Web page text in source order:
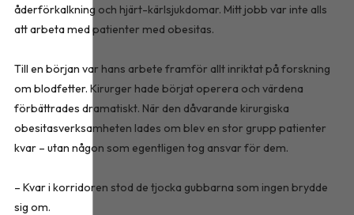
åderförkalkning och hjärt-kärlsjukdomar. Mitt jobb var inte alls
att arbeta med patienter med obesitas.
Till en början var hans arbete framför allt inriktat på forskning
om blodfetter. Kirurger hade börjat operera och värdena
förbättrades dramatiskt. När den dåvarande kirurgiska
obesitasverksamheten lades om blev en stor grupp patienter
kvar – utan någon som egentligen tog ansvar för dem.
– Kvar i korridoren stod de tjocka gubbarna som ingen brydde
sig om.